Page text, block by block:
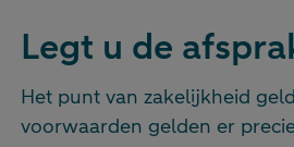
Legt u de
Het punt van zakelijkheid
voorwaarden gelden er